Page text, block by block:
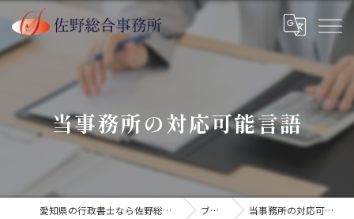
当事務所の対応可能言語
愛知県の行政書士なら佐野総合事務所 ブログ 当事務所の対応可能言語